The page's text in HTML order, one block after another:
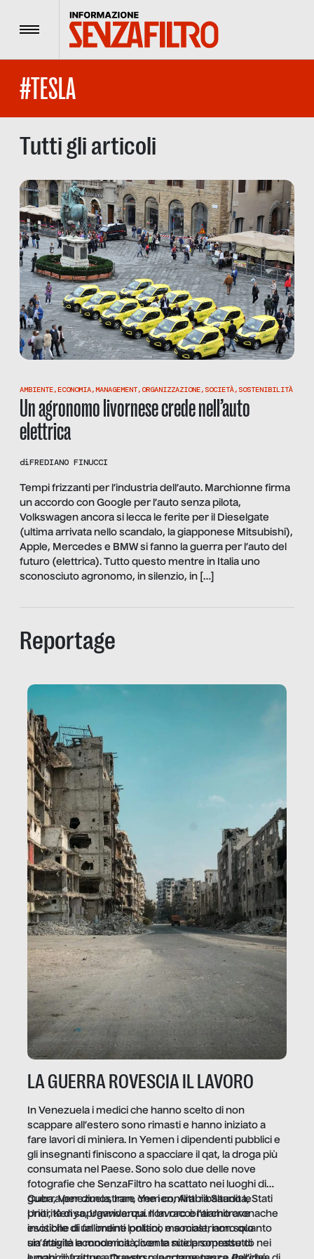
Menu
#TESLA
Tutti gli articoli
AMBIENTE,ECONOMIA,MANAGEMENT,ORGANIZZAZIONE, SOCIETÀ, SOSTENIBILITÀ
Un agronomo livornese crede nell’auto
elettrica
diFREDIANO FINUCCI
Tempi frizzanti per l’industria dell’auto. Marchionne firma
un accordo con Google per l’auto senza pilota,
Volkswagen ancora si lecca le ferite per il Dieselgate
(ultima arrivata nello scandalo, la giapponese Mitsubishi),
Apple, Mercedes e BMW si fanno la guerra per l’auto del
futuro (elettrica). Tutto questo mentre in Italia uno
sconosciuto agronomo, in silenzio, in […]
Reportage
LA GUERRA ROVESCIA IL LAVORO
In Venezuela i medici che hanno scelto di non
scappare all’estero sono rimasti e hanno iniziato a
fare lavori di miniera. In Yemen i dipendenti pubblici e
gli insegnanti finiscono a spacciare il qat, la droga più
consumata nel Paese. Sono solo due delle nove
fotografie che SenzaFiltro ha scattato nei luoghi di
guerra per dimostrare che i conflitti ribaltano le
priorità di sopravvivenza. Il lavoro è l’architrave
invisibile di un ordine politico e sociale, non solo
un’attività economica: diventa nitida soprattutto nei
Cuba, Venezuela, Iran, Yemen, Arabia Saudita, Stati
Uniti, Kenya, Uganda: qui non raccontiamo cronache
esotiche di fallimenti lontani, ma mostriamo quanto
sia fragile la modernità, con le sue promesse di